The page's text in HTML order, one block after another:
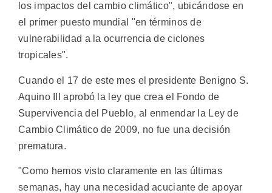
los impactos del cambio climático", ubicándose en
el primer puesto mundial "en términos de
vulnerabilidad a la ocurrencia de ciclones
tropicales".
Cuando el 17 de este mes el presidente Benigno S.
Aquino III aprobó la ley que crea el Fondo de
Supervivencia del Pueblo, al enmendar la Ley de
Cambio Climático de 2009, no fue una decisión
prematura.
"Como hemos visto claramente en las últimas
semanas, hay una necesidad acuciante de apoyar